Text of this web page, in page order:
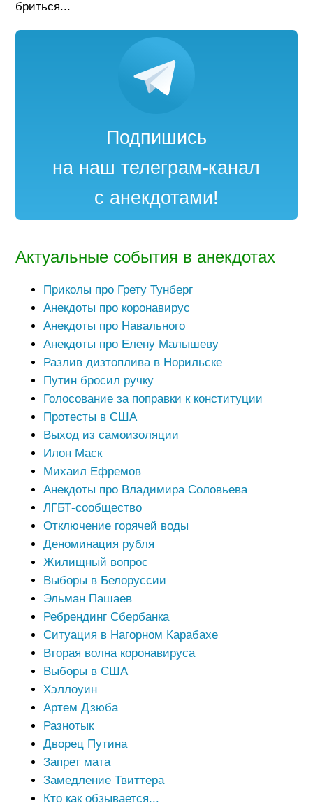
бриться...
Подпишись
на наш телеграм-канал
с анекдотами!
Актуальные события в анекдотах
Приколы про Грету Тунберг
Анекдоты про коронавирус
Анекдоты про Навального
Анекдоты про Елену Малышеву
Разлив дизтоплива в Норильске
Путин бросил ручку
Голосование за поправки к конституции
Протесты в США
Выход из самоизоляции
Илон Маск
Михаил Ефремов
Анекдоты про Владимира Соловьева
ЛГБТ-сообщество
Отключение горячей воды
Деноминация рубля
Жилищный вопрос
Выборы в Белоруссии
Эльман Пашаев
Ребрендинг Сбербанка
Ситуация в Нагорном Карабахе
Вторая волна коронавируса
Выборы в США
Хэллоуин
Артем Дзюба
Разнотык
Дворец Путина
Запрет мата
Замедление Твиттера
Кто как обзывается...